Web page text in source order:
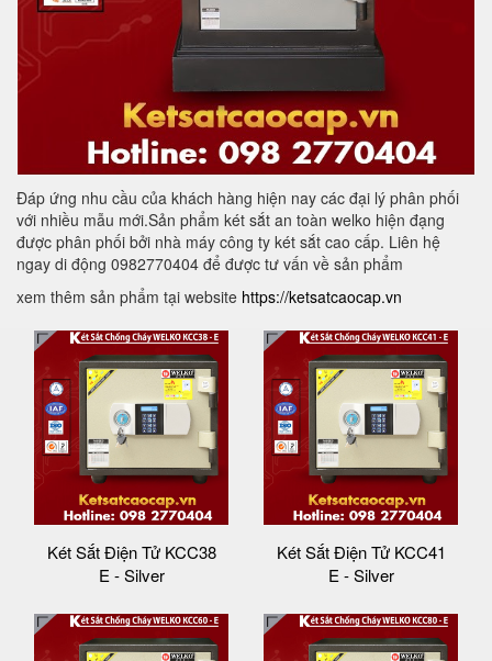
Đáp ứng nhu cầu của khách hàng hiện nay các đại lý phân phối
với nhiều mẫu mới.Sản phẩm két sắt an toàn welko hiện đạng
được phân phối bởi nhà máy công ty két sắt cao cấp. Liên hệ
ngay di động 0982770404 để được tư vấn về sản phẩm
xem thêm sản phẩm tại website https://ketsatcaocap.vn
Két Sắt Điện Tử KCC38
E - Silver
Két Sắt Điện Tử KCC41
E - Silver